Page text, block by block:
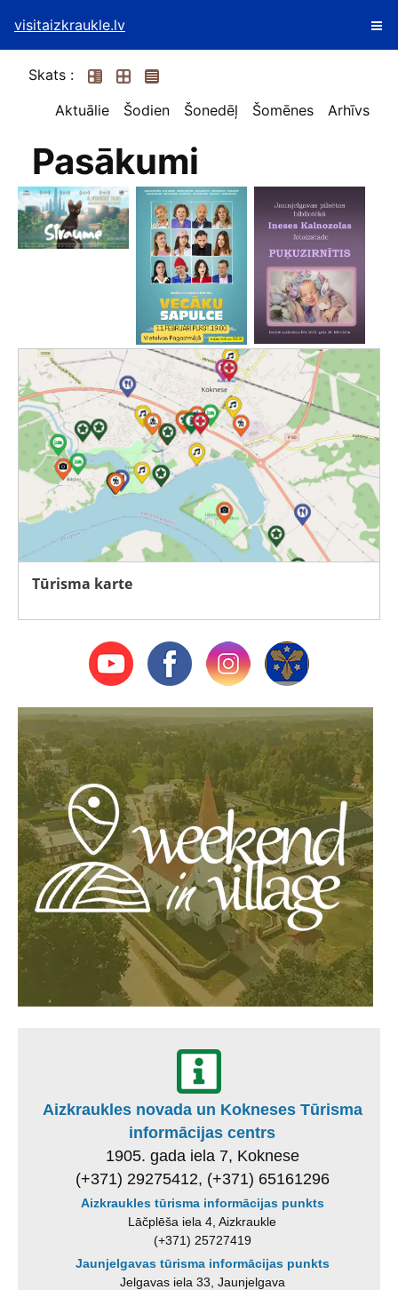
visitaizkraukle.lv
Skats :
Aktuālie
Šodien Šonedēļ Šomēnes Arhīvs
Pasākumi
Tūrisma karte
Aizkraukles novada un Kokneses Tūrisma
informācijas centrs
1905. gada iela 7, Koknese
(+371) 29275412, (+371) 65161296
Aizkraukles tūrisma informācijas punkts
Lāčplēša iela 4, Aizkraukle
(+371) 25727419
Jaunjelgavas tūrisma informācijas punkts
Jelgavas iela 33, Jaunjelgava